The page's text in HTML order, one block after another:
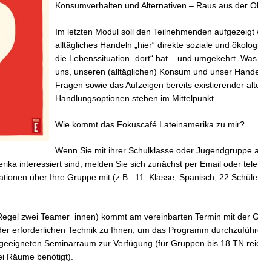
Konsumverhalten und Alternativen – Raus aus der
Im letzten Modul soll den Teilnehmenden
alltägliches Handeln „hier“ direkte soziale und
die Lebenssituation „dort“ hat – und umgekehrt.
uns, unseren (alltäglichen) Konsum und unser
Fragen sowie das Aufzeigen bereits existierender
Handlungsoptionen stehen im Mittelpunkt.
Wie kommt das Fokuscafé Lateinamerika zu mir?
Wenn Sie mit ihrer Schulklasse oder Jugendgruppe
interessiert sind, melden Sie sich zunächst per Email oder
über Ihre Gruppe mit (z.B.: 11. Klasse, Spanisch, 22
zwei Teamer_innen) kommt am vereinbarten Termin mit der
erforderlichen Technik zu Ihnen, um das Programm
Seminarraum zur Verfügung (für Gruppen bis 18 TN
Räume benötigt).